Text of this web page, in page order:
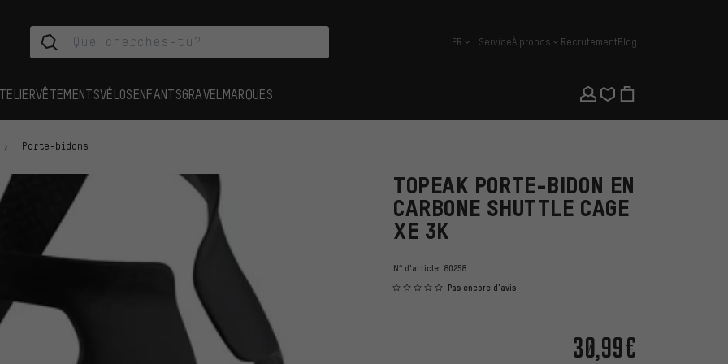
français
FR ServiceÀ propos RecrutementBlog
VÊTEMENTSVÉLOSENFANTSGRAVEL MARQUES
Porte-bidons
TOPEAK PORTE-BIDON EN
CARBONE SHUTTLE CAGE
XE 3K
N° d'article: 80258
Pas encore d'avis
30,99€